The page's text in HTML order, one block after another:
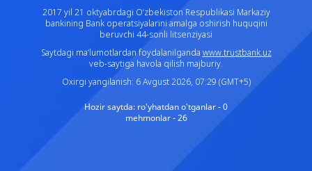
2017 yil 21 oktyabrdagi O‘zbekiston Respublikasi Markaziy
bankining Bank operatsiyalarini amalga oshirish huquqini
beruvchi 44-sonli litsenziyasi
Saytdagi ma’lumotlardan foydalanilganda www.trustbank.uz
veb-saytiga havola qilish majburiy.
Oxirgi yangilanish: 6 Avgust 2026, 07:29 (GMT+5)
Hozir saytda: ro'yhatdan o'tganlar - 0
mehmonlar - 26